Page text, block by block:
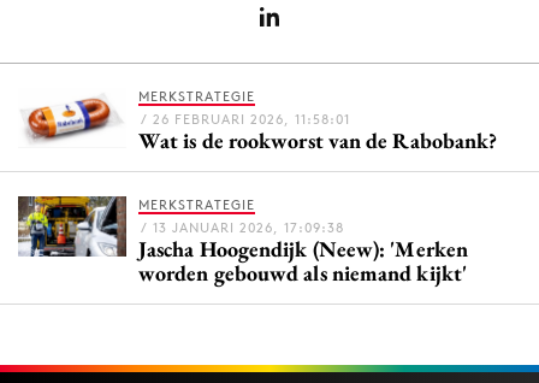
Home
9 sept: GenAI-training
12 nov: MarketingLive!
Adverteren
Vacatures
MERKSTRATEGIE
/ 26 FEBRUARI 2026, 11:58:01
Wat is de rookworst van de Rabobank?
MERKSTRATEGIE
/ 13 JANUARI 2026, 17:09:38
Jascha Hoogendijk (Neew): 'Merken
worden gebouwd als niemand kijkt'